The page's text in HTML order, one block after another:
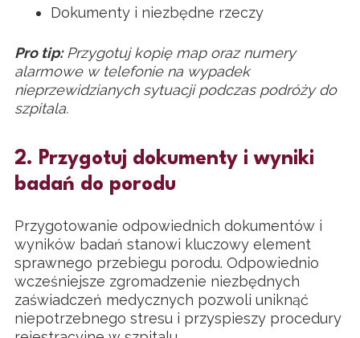
Dokumenty i niezbędne rzeczy
Pro tip: Przygotuj kopię map oraz numery
alarmowe w telefonie na wypadek
nieprzewidzianych sytuacji podczas podróży do
szpitala.
2. Przygotuj dokumenty i wyniki
badań do porodu
Przygotowanie odpowiednich dokumentów i
wyników badań stanowi kluczowy element
sprawnego przebiegu porodu. Odpowiednio
wcześniejsze zgromadzenie niezbędnych
zaświadczeń medycznych pozwoli uniknąć
niepotrzebnego stresu i przyspieszy procedury